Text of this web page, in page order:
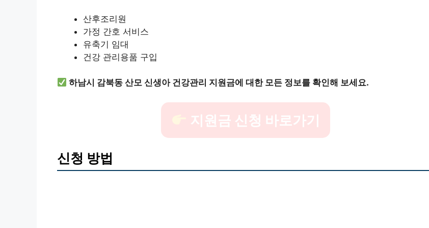
산후조리원
가정 간호 서비스
유축기 임대
건강 관리용품 구입
하남시 감북동 산모 신생아 건강관리 지원금에 대한 모든 정보를 확인해 보세요.
지원금 신청 바로가기
신청 방법